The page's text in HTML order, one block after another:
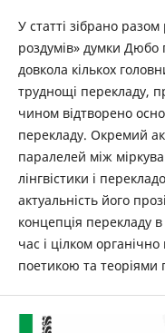
У статті зібрано
роздумів» думки Дюбо
довкола кількох
труднощі перекладу,
чином відтворено
перекладу. Окремий
паралелей між
лінгвістики і
актуальність його
концепція перекладу
час і цілком
поетикою та теоріями